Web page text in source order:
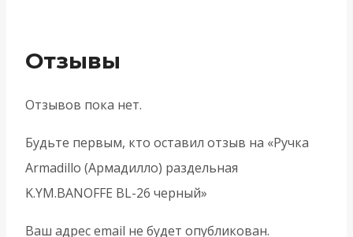
Отзывы
Отзывов пока нет.
Будьте первым, кто оставил отзыв на «Ручка
Armadillo (Армадилло) раздельная
K.YM.BANOFFE BL-26 черный»
Ваш адрес email не будет опубликован.